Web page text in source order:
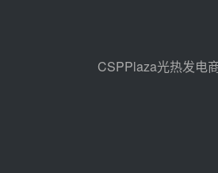
前天 08-04
CSPPlaza光热发电